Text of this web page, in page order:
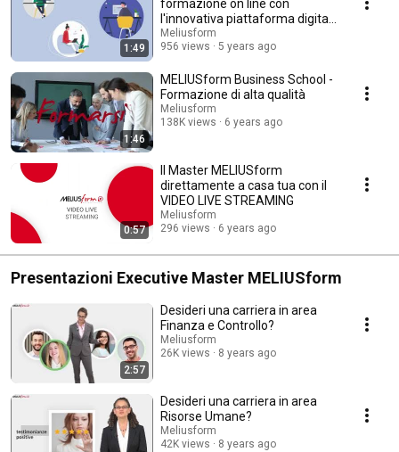
1:49
formazione on line con
l'innovativa piattaforma digitale
VLS Meliusform
Meliusform
956 views
5 years ago
1:46
MELIUSform Business School -
Formazione di alta qualità
Meliusform
138K views
6 years ago
0:57
Il Master MELIUSform
direttamente a casa tua con il
VIDEO LIVE STREAMING
Meliusform
296 views
6 years ago
Presentazioni Executive Master MELIUSform
2:57
Desideri una carriera in area
Finanza e Controllo?
Meliusform
26K views
8 years ago
Desideri una carriera in area
Risorse Umane?
Meliusform
42K views
8 years ago